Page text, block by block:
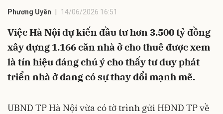
Phương Uyên 14/06/2026 16:51
Việc Hà Nội dự kiến đầu tư hơn 3.500 tỷ đồng
xây dựng 1.166 căn nhà ở cho thuê được xem
là tín hiệu đáng chú ý cho thấy tư duy phát
triển nhà ở đang có sự thay đổi mạnh mẽ.
UBND TP Hà Nội vừa có tờ trình gửi HĐND TP về
Hủy